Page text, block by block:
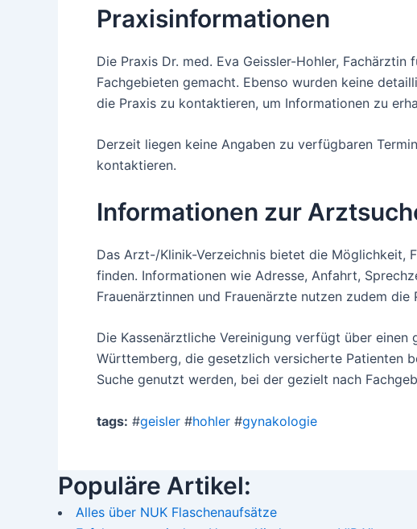
Praxisinformationen
Die Praxis Dr. med. Eva Geissler-Hohler,
Fachgebieten gemacht. Ebenso wurden keine
die Praxis zu kontaktieren, um Informationen zu
Derzeit liegen keine Angaben zu verfügbaren
kontaktieren.
Informationen zur
Das Arzt-/Klinik-Verzeichnis bietet die Möglichkeit,
finden. Informationen wie Adresse, Anfahrt,
Frauenärztinnen und Frauenärzte nutzen zudem
Die Kassenärztliche Vereinigung verfügt über
Württemberg, die gesetzlich versicherte Patienten
Suche genutzt werden, bei der gezielt nach
tags: #geisler #hohler #gynakologie
Populäre Artikel:
Alles über NUK Flaschenaufsätze